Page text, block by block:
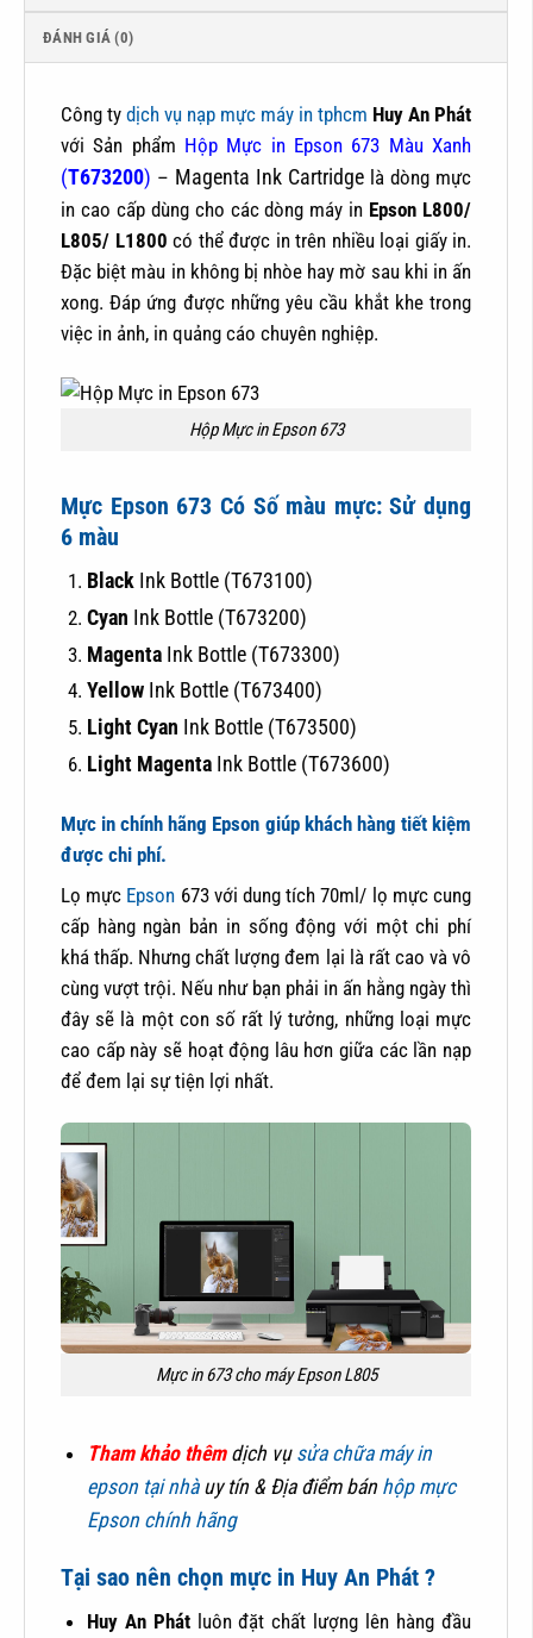
ĐÁNH GIÁ (0)
Công ty dịch vụ nạp mực máy in tphcm Huy An Phát
với Sản phẩm Hộp Mực in Epson 673 Màu Xanh
(T673200) – Magenta Ink Cartridge là dòng mực
in cao cấp dùng cho các dòng máy in Epson L800/
L805/ L1800 có thể được in trên nhiều loại giấy in.
Đặc biệt màu in không bị nhòe hay mờ sau khi in ấn
xong. Đáp ứng được những yêu cầu khắt khe trong
việc in ảnh, in quảng cáo chuyên nghiệp.
Hộp Mực in Epson 673
Mực Epson 673 Có Số màu mực: Sử dụng
6 màu
BlackInk Bottle (T673100)
Cyan Ink Bottle (T673200)
MagentaInk Bottle (T673300)
YellowInk Bottle (T673400)
Light Cyan Ink Bottle (T673500)
Light MagentaInk Bottle (T673600)
Mực in chính hãng Epson giúp khách hàng tiết kiệm
được chi phí.
Lọ mực Epson 673 với dung tích 70ml/ lọ mực cung
cấp hàng ngàn bản in sống động với một chi phí
khá thấp. Nhưng chất lượng đem lại là rất cao và vô
cùng vượt trội. Nếu như bạn phải in ấn hằng ngày thì
đây sẽ là một con số rất lý tưởng, những loại mực
cao cấp này sẽ hoạt động lâu hơn giữa các lần nạp
để đem lại sự tiện lợi nhất.
Mực in 673 cho máy Epson L805
Tham khảo thêmdịch vụ sửa chữa máy in
epson tại nhàuy tín & Địa điểm bán hộp mực
Epson chính hãng
Tại sao nên chọn mực in Huy An Phát ?
Huy An Phát luôn đặt chất lượng lên hàng đầu